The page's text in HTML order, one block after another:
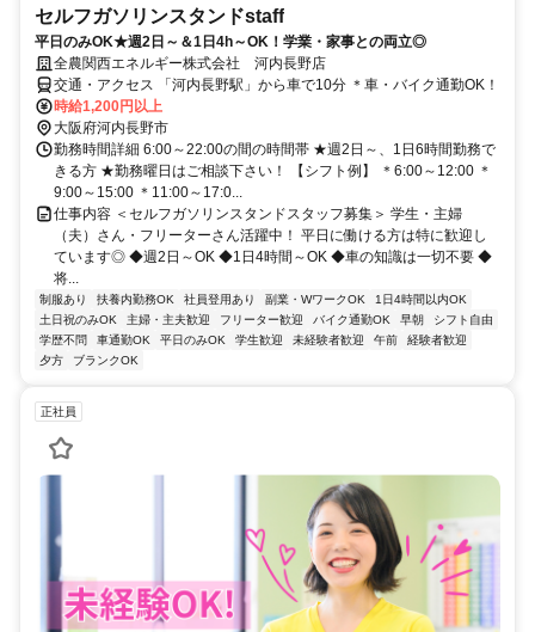
セルフガソリンスタンドstaff
平日のみOK★週2日～＆1日4h～OK！学業・家事との両立◎
全農関西エネルギー株式会社 河内長野店
交通・アクセス 「河内長野駅」から車で10分 ＊車・バイク通勤OK！
時給1,200円以上
大阪府河内長野市
勤務時間詳細 6:00～22:00の間の時間帯 ★週2日～、1日6時間勤務で
きる方 ★勤務曜日はご相談下さい！ 【シフト例】 ＊6:00～12:00 ＊
9:00～15:00 ＊11:00～17:0...
仕事内容 ＜セルフガソリンスタンドスタッフ募集＞ 学生・主婦
（夫）さん・フリーターさん活躍中！ 平日に働ける方は特に歓迎し
ています◎ ◆週2日～OK ◆1日4時間～OK ◆車の知識は一切不要 ◆
将...
制服あり 扶養内勤務OK 社員登用あり 副業・WワークOK
1日4時間以内OK
土日祝のみOK
主婦・主夫歓迎 フリーター歓迎 バイク通勤OK 早朝
シフト自由
学歴不問
車通勤OK 平日のみOK 学生歓迎 未経験者歓迎 午前
経験者歓迎
夕方
ブランクOK
正社員